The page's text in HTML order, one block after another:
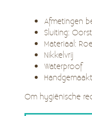
Afmetingen
Sluiting:
Materiaal:
Nikkelvrij
Waterproof
Om hygiënische